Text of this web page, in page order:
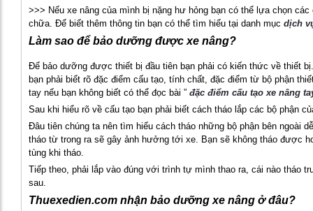
>>> Nếu xe nâng của mình bị nặng hư hỏng bạn có thể lựa chọn
chữa. Để biết thêm thông tin bạn có thể tìm hiểu tại danh mục dịch
Làm sao để bảo dưỡng được xe nâng?
Để bảo dưỡng được thiết bị đầu tiên bạn phải có kiến thức về thiết
bạn phải biết rõ đặc điểm cấu tạo, tính chất, đặc điểm từ bộ phận
tay nếu bạn không biết có thể đọc bài ” đặc điểm cấu tạo xe nâng
Sau khi hiểu rõ về cấu tạo bạn phải biết cách tháo lắp các bộ phận
Đâu tiên chúng ta nên tìm hiểu cách tháo những bộ phận bên ngoài
tháo từ trong ra sẽ gây ảnh hưởng tới xe. Bạn sẽ không tháo được
tùng khi tháo.
Tiếp theo, phải lắp vào đúng với trình tự mình thao ra, cái nào tháo
sau.
Thuexedien.com nhận bảo dưỡng xe nâng ở đâu?